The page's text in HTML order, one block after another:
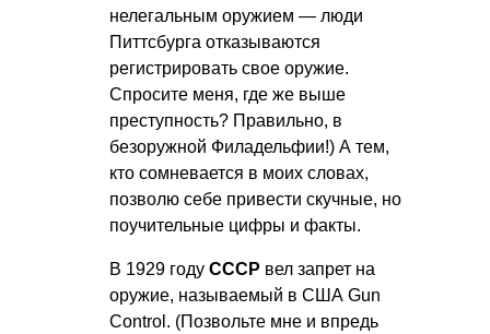
нелегальным оружием — люди
Питтсбурга отказываются
регистрировать свое оружие.
Спросите меня, где же выше
преступность? Правильно, в
безоружной Филадельфии!) А тем,
кто сомневается в моих словах,
позволю себе привести скучные, но
поучительные цифры и факты.
В 1929 году СССР вел запрет на
оружие, называемый в США Gun
Control. (Позвольте мне и впредь